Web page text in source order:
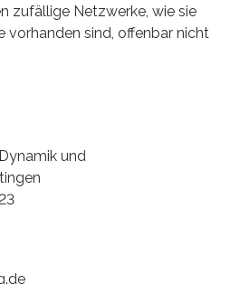
zufällige Netzwerke, wie sie
vorhanden sind, offenbar nicht
und